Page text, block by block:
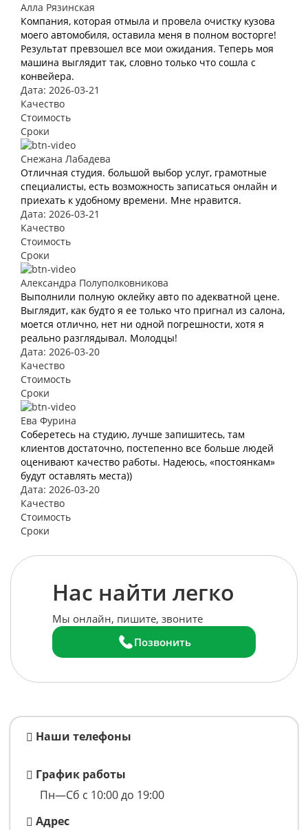
Алла Рязинская
Компания, которая отмыла и провела очистку кузова
моего автомобиля, оставила меня в полном восторге!
Результат превзошел все мои ожидания. Теперь моя
машина выглядит так, словно только что сошла с
конвейера.
Дата: 2026-03-21
Качество
Стоимость
Сроки
Снежана Лабадева
Отличная студия. большой выбор услуг, грамотные
специалисты, есть возможность записаться онлайн и
приехать к удобному времени. Мне нравится.
Дата: 2026-03-21
Качество
Стоимость
Сроки
Александра Полуполковникова
Выполнили полную оклейку авто по адекватной цене.
Выглядит, как будто я ее только что пригнал из салона,
моется отлично, нет ни одной погрешности, хотя я
реально разглядывал. Молодцы!
Дата: 2026-03-20
Качество
Стоимость
Сроки
Ева Фурина
Соберетесь на студию, лучше запишитесь, там
клиентов достаточно, постепенно все больше людей
оценивают качество работы. Надеюсь, «постоянкам»
будут оставлять места))
Дата: 2026-03-20
Качество
Стоимость
Сроки
Нас найти легко
Мы онлайн, пишите, звоните
Позвонить
Наши телефоны
График работы
Пн—Сб с 10:00 до 19:00
Адрес